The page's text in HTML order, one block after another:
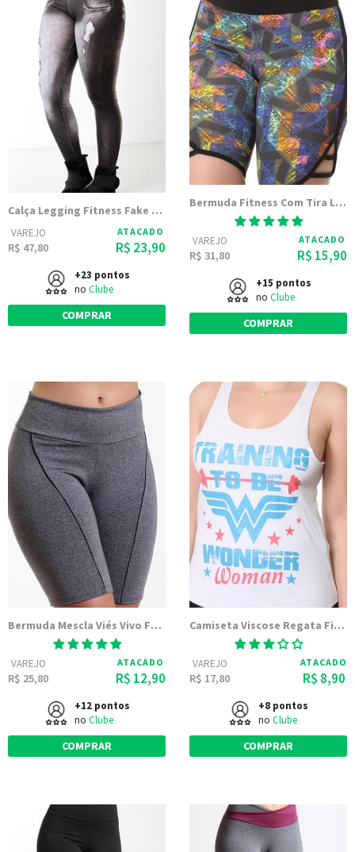
Calça Legging Fitness Fake Jeans Preta
VAREJO
R$ 47,80
ATACADO
R$ 23,90
+23 pontos
no Clube
COMPRAR
Bermuda Fitness Com Tira Lateral
VAREJO
R$ 31,80
ATACADO
R$ 15,90
+15 pontos
no Clube
COMPRAR
Bermuda Mescla Viés Vivo Frontal
VAREJO
R$ 25,80
ATACADO
R$ 12,90
+12 pontos
no Clube
COMPRAR
Camiseta Viscose Regata Fitness Com Silk Preta
VAREJO
R$ 17,80
ATACADO
R$ 8,90
+8 pontos
no Clube
COMPRAR